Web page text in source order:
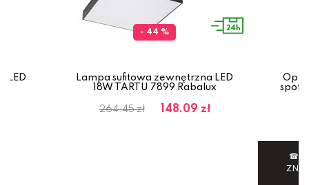
LED
- 44 %
Lampa sufitowa zewnętrzna LED
18W TARTU 7899 Rabalux
264.45 zł 148.09 zł
spot
☎